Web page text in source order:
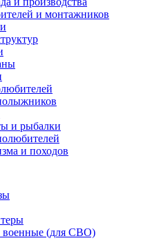
и монтажников
и рыбалки
и походов
военные (для СВО)